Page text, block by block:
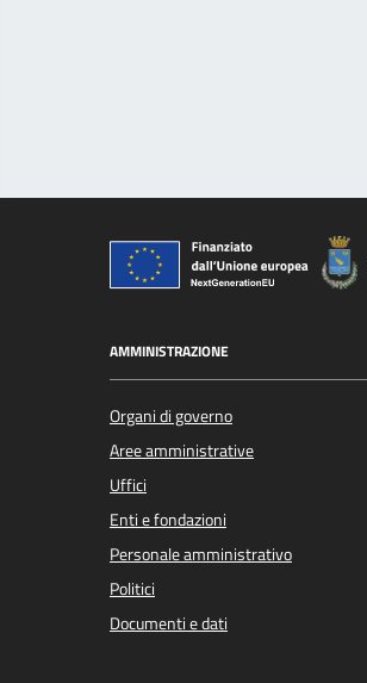
AMMINISTRAZIONE
Organi di governo
Aree amministrative
Uffici
Enti e fondazioni
Personale amministrativo
Politici
Documenti e dati